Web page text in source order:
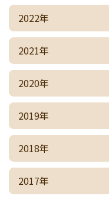
2022年
2021年
2020年
2019年
2018年
2017年